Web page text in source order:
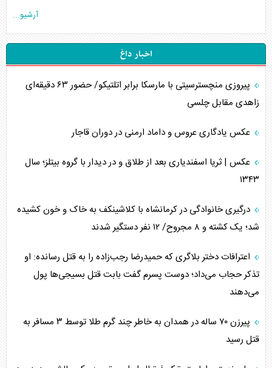
آرشیو...
اخبار داغ
پیروزی منچسترسیتی با مارسکا برابر اتلتیکو/ حضور ۶۳ دقیقه‌ای
زاهدی مقابل چلسی
عکس یادگاری عروس و داماد ارمنی در دوران قاجار
عکس | ثریا اسفندیاری بعد از طلاق و در دیدار با گروه بیتلز؛ سال
۱۳۴۳
درگیری خانوادگی در کرمانشاه با کلاشینکف به خاک و خون کشیده
شد؛ یک کشته و ۸ مجروح/ ۱۲ نفر دستگیر شدند
اعترافات دختر بلاگری که حمیدرضا رجب‌زاده را به قتل رسانده: او
تذکر حجاب می‌داد؛ دوست پسرم گفت بابت قتل بسیجی‌ها پول
می‌دهند
پیرزن ۷۰ ساله در همدان به خاطر چند گرم طلا توسط ۳ مسافر به
قتل رسید